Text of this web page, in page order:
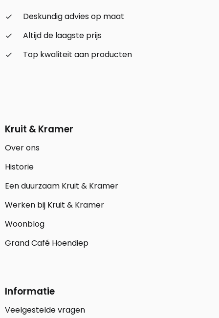
check_small
Deskundig advies op maat
check_small
Altijd de laagste prijs
check_small
Top kwaliteit aan producten
Kruit & Kramer
Over ons
Historie
Een duurzaam Kruit & Kramer
Werken bij Kruit & Kramer
Woonblog
Grand Café Hoendiep
Informatie
Veelgestelde vragen